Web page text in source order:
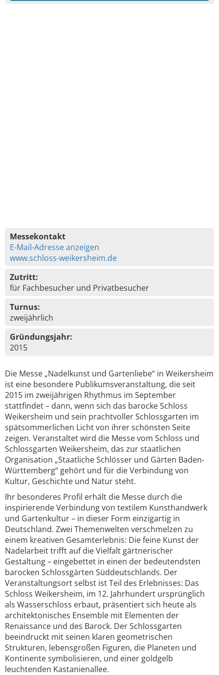
Messekontakt
E-Mail-Adresse anzeigen
www.schloss-weikersheim.de
Zutritt:
für Fachbesucher und Privatbesucher
Turnus:
zweijährlich
Gründungsjahr:
2015
Die Messe „Nadelkunst und Gartenliebe“ in Weikersheim
ist eine besondere Publikumsveranstaltung, die seit
2015 im zweijährigen Rhythmus im September
stattfindet – dann, wenn sich das barocke Schloss
Weikersheim und sein prachtvoller Schlossgarten im
spätsommerlichen Licht von ihrer schönsten Seite
zeigen. Veranstaltet wird die Messe vom Schloss und
Schlossgarten Weikersheim, das zur staatlichen
Organisation „Staatliche Schlösser und Gärten Baden-
Württemberg“ gehört und für die Verbindung von
Kultur, Geschichte und Natur steht.
Ihr besonderes Profil erhält die Messe durch die
inspirierende Verbindung von textilem Kunsthandwerk
und Gartenkultur – in dieser Form einzigartig in
Deutschland. Zwei Themenwelten verschmelzen zu
einem kreativen Gesamterlebnis: Die feine Kunst der
Nadelarbeit trifft auf die Vielfalt gärtnerischer
Gestaltung – eingebettet in einen der bedeutendsten
barocken Schlossgärten Süddeutschlands. Der
Veranstaltungsort selbst ist Teil des Erlebnisses: Das
Schloss Weikersheim, im 12. Jahrhundert ursprünglich
als Wasserschloss erbaut, präsentiert sich heute als
architektonisches Ensemble mit Elementen der
Renaissance und des Barock. Der Schlossgarten
beeindruckt mit seinen klaren geometrischen
Strukturen, lebensgroßen Figuren, die Planeten und
Kontinente symbolisieren, und einer goldgelb
leuchtenden Kastanienallee.